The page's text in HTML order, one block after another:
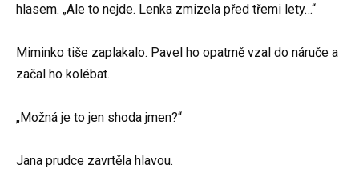
hlasem. „Ale to nejde. Lenka zmizela před třemi lety…“
Miminko tiše zaplakalo. Pavel ho opatrně vzal do náruče a
začal ho kolébat.
„Možná je to jen shoda jmen?“
Jana prudce zavrtěla hlavou.